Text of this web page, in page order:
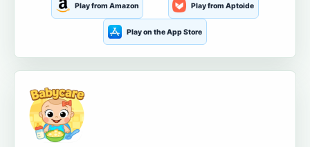
Play from Amazon Play from Aptoide
Play on the App Store